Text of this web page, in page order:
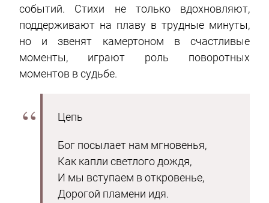
событий. Стихи не только вдохновляют,
поддерживают на плаву в трудные минуты,
но и звенят камертоном в счастливые
моменты, играют роль поворотных
моментов в судьбе.
Цепь
Бог посылает нам мгновенья,
Как капли светлого дождя,
И мы вступаем в откровенье,
Дорогой пламени идя.